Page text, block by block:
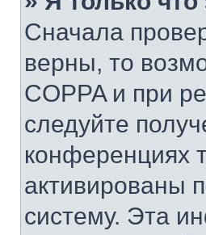
Сначала
верны, то
COPPA и при
следуйте
конференциях
активированы
систему. Эта